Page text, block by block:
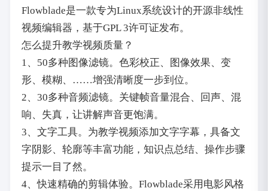
Flowblade是一款专为Linux系统设计的开源非线性
视频编辑器，基于GPL 3许可证发布。
怎么提升教学视频质量？
1、50多种图像滤镜。色彩校正、图像效果、变
形、模糊、……增强清晰度一步到位。
2、30多种音频滤镜。关键帧音量混合、回声、混
响、失真，让讲解声音更饱满。
3、文字工具。为教学视频添加文字字幕，具备文
字阴影、轮廓等丰富功能，知识点总结、操作步骤
提示一目了然。
4、快速精确的剪辑体验。Flowblade采用电影风格